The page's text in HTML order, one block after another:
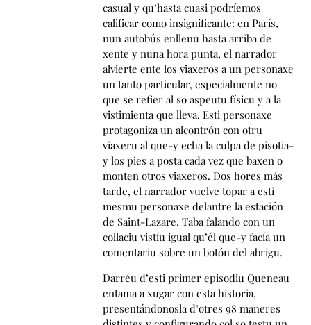
casual y qu’hasta cuasi podríemos
calificar como insignificante: en París,
nun autobús enllenu hasta arriba de
xente y nuna hora punta, el narrador
alvierte ente los viaxeros a un personaxe
un tanto particular, especialmente no
que se refier al so aspeutu físicu y a la
vistimienta que lleva. Esti personaxe
protagoniza un alcontrón con otru
viaxeru al que-y echa la culpa de pisotia-
y los pies a posta cada vez que baxen o
monten otros viaxeros. Dos hores más
tarde, el narrador vuelve topar a esti
mesmu personaxe delantre la estación
de Saint-Lazare. Taba falando con un
collaciu vistíu igual qu’él que-y facía un
comentariu sobre un botón del abrigu.
Darréu d’esti primer episodiu Queneau
entama a xugar con esta historia,
presentándonosla d’otres 98 maneres